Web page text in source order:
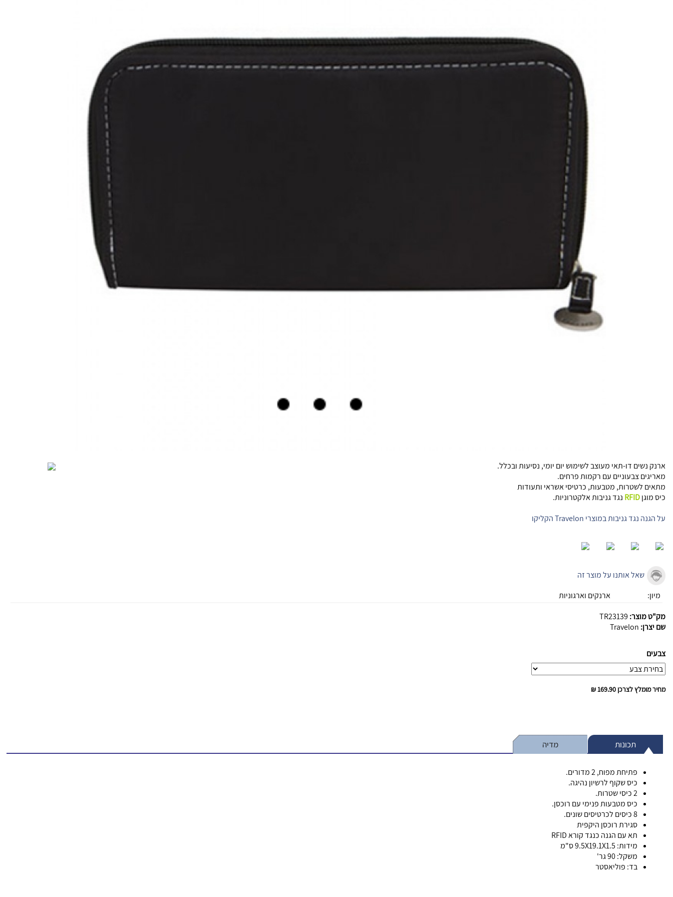
ארנק נשים דו-תאי מעוצב לשימוש יום יומי, נסיעות ובכלל.
מאריגים צבעוניים עם רקמות פרחים.
מתאים לשטרות, מטבעות, כרטיסי אשראי ותעודות
כיס מוגןRFID נגד גניבות אלקטרוניות.
על הגנה נגד גניבות במוצרי Travelon הקליקו
שאל אותנו על מוצר זה
מיון:
ארנקים וארגוניות
מק"ט מוצר: TR23139
שם יצרן: Travelon
צבעים
מחיר מומלץ לצרכן 169.90 ₪
תכונות מדיה
פתיחת מפוח, 2 מדורים.
כיס שקוף לרשיון נהיגה.
2 כיסי שטרות.
כיס מטבעות פנימי עם רוכסן.
8 כיסים לכרטיסים שונים.
סגירת רוכסן היקפית
תא עם הגנה כנגד קורא RFID
מידות: 9.5X19.1X1.5 ס"מ
משקל: 90 גר'
בד: פוליאסטר